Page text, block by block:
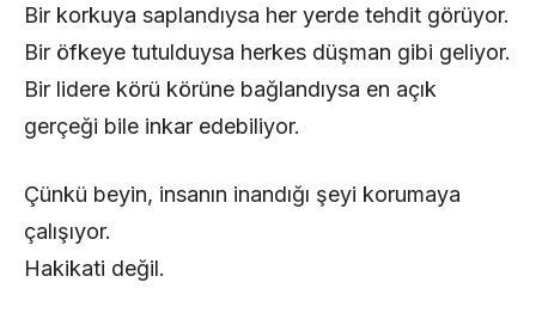
Bir korkuya saplandıysa her yerde tehdit görüyor.
Bir öfkeye tutulduysa herkes düşman gibi geliyor.
Bir lidere körü körüne bağlandıysa en açık
gerçeği bile inkar edebiliyor.
Çünkü beyin, insanın inandığı şeyi korumaya
çalışıyor.
Hakikati değil.